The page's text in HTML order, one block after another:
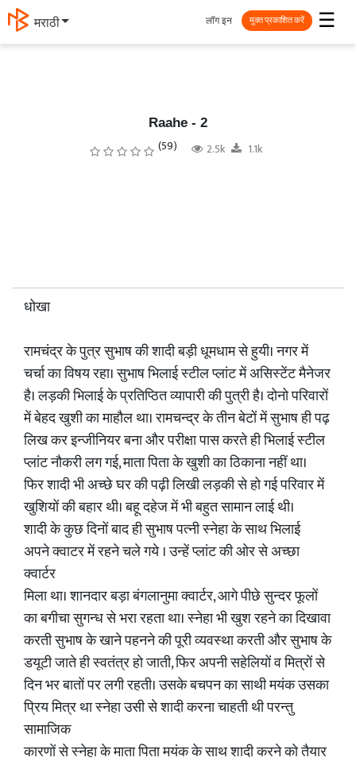
मराठी ☰
लॉग इन मुक्त प्रकाशित करें
Raahe - 2
(59) 2.5k 1.1k
धोखा
रामचंद्र के पुत्र सुभाष की शादी बड़ी धूमधाम से हुयी। नगर में
चर्चा का विषय रहा। सुभाष भिलाई स्टील प्लांट में असिस्टेंट मैनेजर
है। लड़की भिलाई के प्रतिप्ठित व्यापारी की पुत्री है। दोनो परिवारों
में बेहद खुशी का माहौल था। रामचन्द्र के तीन बेटों में सुभाष ही पढ़
लिख कर इन्जीनियर बना और परीक्षा पास करते ही भिलाई स्टील
प्लांट नौकरी लग गई, माता पिता के खुशी का ठिकाना नहीं था।
फिर शादी भी अच्छे घर की पढ़ी लिखी लड़की से हो गई परिवार में
खुशियों की बहार थी। बहू दहेज में भी बहुत सामान लाई थी।
शादी के कुछ दिनों बाद ही सुभाष पत्नी स्नेहा के साथ भिलाई
अपने क्वाटर में रहने चले गये । उन्हें प्लांट की ओर से अच्छा
क्वार्टर
मिला था। शानदार बड़ा बंगलानुमा क्वार्टर, आगे पीछे सुन्दर फूलों
का बगीचा सुगन्ध से भरा रहता था। स्नेहा भी खुश रहने का दिखावा
करती सुभाष के खाने पहनने की पूरी व्यवस्था करती और सुभाष के
डयूटी जाते ही स्वतंत्र हो जाती, फिर अपनी सहेलियों व मित्रों से
दिन भर बातों पर लगी रहती। उसके बचपन का साथी मयंक उसका
प्रिय मित्र था स्नेहा उसी से शादी करना चाहती थी परन्तु
सामाजिक
कारणों से स्नेहा के माता पिता मयंक के साथ शादी करने को तैयार